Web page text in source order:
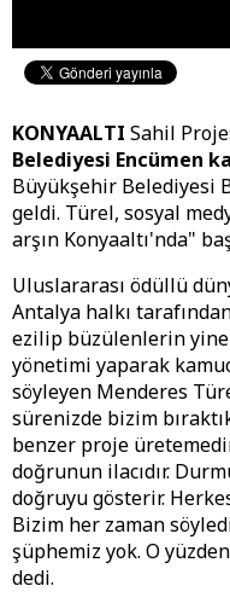
KONYAALTI Sahil
Belediyesi Encümen
Büyükşehir Belediyesi
geldi. Türel, sosyal
arşın Konyaaltı'nda"
Uluslararası ödüllü
Antalya halkı
ezilip büzülenlerin
yönetimi yaparak
söyleyen Menderes
sürenizde bizim
benzer proje
doğrunun ilacıdır.
doğruyu gösterir.
Bizim her zaman
şüphemiz yok. O
dedi.